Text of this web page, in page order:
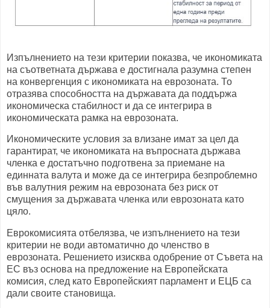
Изпълнението на тези критерии показва, че икономиката
на съответната държава е достигнала разумна степен
на конвергенция с икономиката на еврозоната. То
отразява способността на държавата да поддържа
икономическа стабилност и да се интегрира в
икономическата рамка на еврозоната.
Икономическите условия за влизане имат за цел да
гарантират, че икономиката на въпросната държава
членка е достатъчно подготвена за приемане на
единната валута и може да се интегрира безпроблемно
във валутния режим на еврозоната без риск от
смущения за държавата членка или еврозоната като
цяло.
Еврокомисията отбелязва, че изпълнението на тези
критерии не води автоматично до членство в
еврозоната. Решението изисква одобрение от Съвета на
ЕС въз основа на предложение на Европейската
комисия, след като Европейският парламент и ЕЦБ са
дали своите становища.